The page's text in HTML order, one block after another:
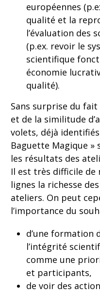
européennes
qualité et la
l’évaluation des
(p.ex. revoir le
scientifique
économie
qualité).
Sans surprise du
et de la similitude
volets, déjà identifiés
Baguette Magique »
les résultats des
Il est très difficile de
lignes la richesse
ateliers. On peut
l’importance du
d’une formation
l’intégrité
comme une
et participants,
de voir des